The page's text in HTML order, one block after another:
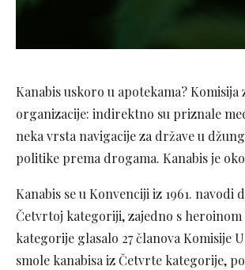
Kanabis uskoro u apotekama?
organizacije: indirektno su priznale
neka vrsta navigacije za države u
politike prema drogama. Kanabis je
Kanabis se u Konvenciji iz 1961.
Četvrtoj kategoriji, zajedno s heroinom
kategorije glasalo 27 članova Komisije
smole kanabisa iz Četvrte kategorije,